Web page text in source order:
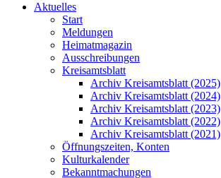
Aktuelles
Start
Meldungen
Heimatmagazin
Ausschreibungen
Kreisamtsblatt
Archiv Kreisamtsblatt (2025)
Archiv Kreisamtsblatt (2024)
Archiv Kreisamtsblatt (2023)
Archiv Kreisamtsblatt (2022)
Archiv Kreisamtsblatt (2021)
Öffnungszeiten, Konten
Kulturkalender
Bekanntmachungen